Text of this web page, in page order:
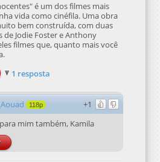
é um dos filmes mais
vida como cinéfila. Uma obra
bem construída, com duas
de Jodie Foster e Anthony
filmes que, quanto mais você
1 resposta
+1
118p
mim também, Kamila